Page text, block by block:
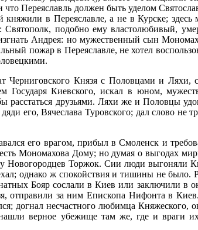
Переяславль должен быть уделом
в Переяславле, а не в Курске;
подобно ему властолюбивый,
Андрея: но мужественный сын
пожар в Переяславле, не хотел
Черниговского Князя с Половцами и Ляхи,
Киевского, искал в юном,
расстаться друзьями. Ляхи же и Половцы
его, Вячеслава Туровского; дал слово не
его врагом, прибыл в Смоленск и
Мономахова Дому; но думая о выгодах
Новогородцев Торжок. Сии люди выгоняли
однако ж спокойствия и тишины не
Бояр сослали в Киев или заключили в
отправили за ним Епископа Нифонта в
догнал несчастного любимца Княжеского,
верное убежище там же, где и враги